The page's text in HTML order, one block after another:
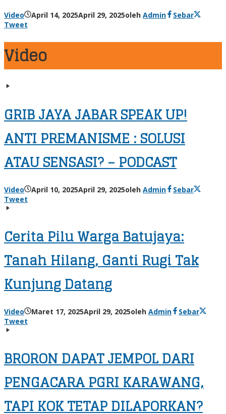
Video April 14, 2025April 29, 2025oleh Admin
Sebar
Tweet
Video
GRIB JAYA JABAR SPEAK UP!
ANTI PREMANISME : SOLUSI
ATAU SENSASI? – PODCAST
Video April 10, 2025April 29, 2025oleh Admin
Sebar
Tweet
Cerita Pilu Warga Batujaya:
Tanah Hilang, Ganti Rugi Tak
Kunjung Datang
Video Maret 17, 2025April 29, 2025oleh Admin
Sebar
Tweet
BRORON DAPAT JEMPOL DARI
PENGACARA PGRI KARAWANG,
TAPI KOK TETAP DILAPORKAN?